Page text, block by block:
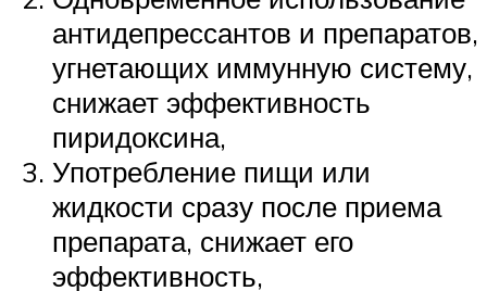
антидепрессантов и препаратов,
угнетающих иммунную систему,
снижает эффективность
пиридоксина,
Употребление пищи или
жидкости сразу после приема
препарата, снижает его
эффективность,